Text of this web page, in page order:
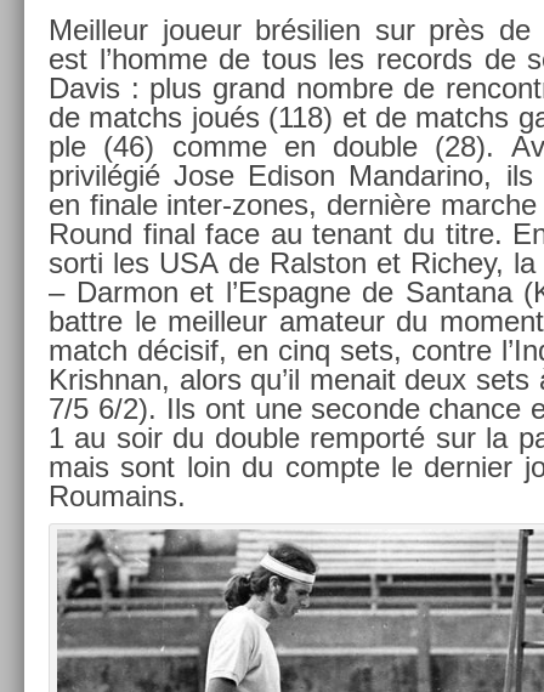
Meil­leur joueur brésili­en sur près
est l’homme de tous les re­cords de
Davis : plus grand nombre de
de matchs joués (118) et de matchs
ple (46) comme en doub­le (28).
privilégié Jose Edison Man­darino,
en fin­ale inter-zones, dernière
Round final face au tenant du titre.
sorti les USA de Ralston et Ric­hey,
– Dar­mon et l’Es­pagne de San­tana
battre le meil­leur amateur du
match décisif, en cinq sets, con­tre
Krishnan, alors qu’il menait deux
7/5 6/2). Ils ont une secon­de chan­ce
1 au soir du doub­le re­mporté sur la
mais sont loin du com­pte le de­rni­er
Roumains.